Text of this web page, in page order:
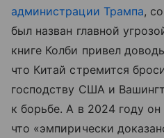
администрации Трампа,
был назван главной
книге Колби привел
что Китай стремится
господству США и
к борьбе. А в 2024 году он
что «эмпирически